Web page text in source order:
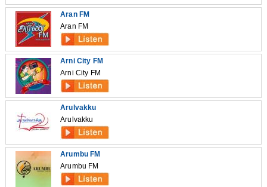
Aran FM
Aran FM
Arni City FM
Arni City FM
Arulvakku
Arulvakku
Arumbu FM
Arumbu FM